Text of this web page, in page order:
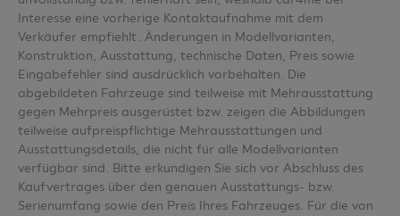
Interesse eine vorherige Kontaktaufnahme mit dem
Verkäufer empfiehlt. Änderungen in Modellvarianten,
Konstruktion, Ausstattung, technische Daten, Preis sowie
Eingabefehler sind ausdrücklich vorbehalten. Die
abgebildeten Fahrzeuge sind teilweise mit Mehrausstattung
gegen Mehrpreis ausgerüstet bzw. zeigen die Abbildungen
teilweise aufpreispflichtige Mehrausstattungen und
Ausstattungsdetails, die nicht für alle Modellvarianten
verfügbar sind. Bitte erkundigen Sie sich vor Abschluss des
Kaufvertrages über den genauen Ausstattungs- bzw.
Serienumfang sowie den Preis Ihres Fahrzeuges. Für die von